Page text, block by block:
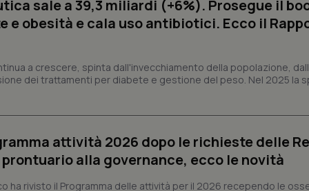
sale a 39,3 miliardi (+6%). Prosegue il
e obesità e cala uso antibiotici. Ecco il
a crescere, spinta dall'invecchiamento della popolazione,
dei trattamenti per diabete e gestione del peso. Nel 2025 la
attività 2026 dopo le richieste delle
alla governance, ecco le novità
ha rivisto il Programma delle attività per il 2026 recependo le
del sito. Il sito web non è in grado di funzionare correttamente senza questi
del visitatore riguardo a varie
impostazioni sulla privacy,
preferenze siano onorate nelle
www.quotidianosanita.it
settimane
Script.com per ricordare le